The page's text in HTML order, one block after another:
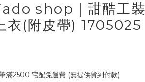
shop｜甜酷工裝
衣(附皮帶) 1705025
滿2500 宅配免運費 (無提供貨到付款)